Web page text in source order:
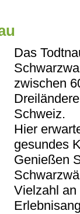
Das
zwischen
Schweiz.
Hier
gesundes
Genießen
Vielzahl an